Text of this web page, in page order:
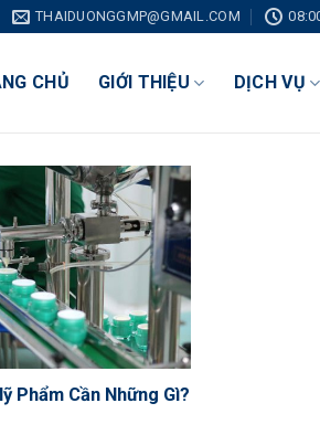
THAIDUONGGMP@GMAIL.COM
CHỦ GIỚI THIỆU DỊCH VỤ
Phẩm Cần Những Gì?